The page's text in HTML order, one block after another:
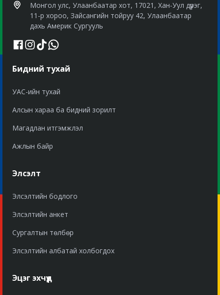
Монгол улс, Улаанбаатар хот, 17021, Хан-Уул дүүрэг,
11-р хороо, Зайсангийн тойруу 42, Улаанбаатар
дахь Америк Сургууль
Бидний тухай
УАС-ийн тухай
Алсын хараа ба бидний зорилт
Магадлан итгэмжлэл
Ажлын байр
Элсэлт
Элсэлтийн бодлого
Элсэлтийн анкет
Сургалтын төлбөр
Элсэлтийн албатай холбогдох
Эцэг эхчүүд